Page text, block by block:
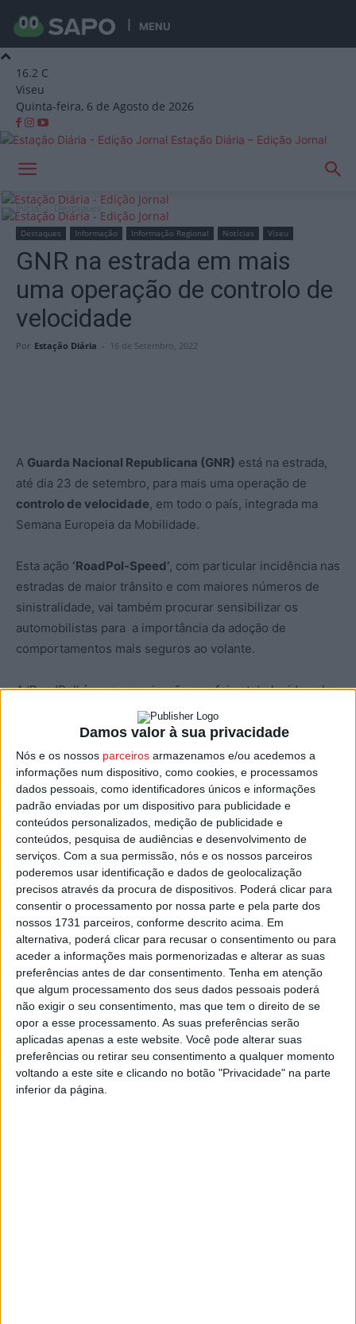
Damos valor à sua privacidade
Nós e os nossos parceiros armazenamos e/ou acedemos a
informações num dispositivo, como cookies, e processamos
dados pessoais, como identificadores únicos e informações
padrão enviadas por um dispositivo para publicidade e
conteúdos personalizados, medição de publicidade e
conteúdos, pesquisa de audiências e desenvolvimento de
serviços. Com a sua permissão, nós e os nossos parceiros
poderemos usar identificação e dados de geolocalização
precisos através da procura de dispositivos. Poderá clicar para
consentir o processamento por nossa parte e pela parte dos
nossos 1731 parceiros, conforme descrito acima. Em
alternativa, poderá clicar para recusar o consentimento ou para
aceder a informações mais pormenorizadas e alterar as suas
preferências antes de dar consentimento. Tenha em atenção
que algum processamento dos seus dados pessoais poderá
não exigir o seu consentimento, mas que tem o direito de se
opor a esse processamento. As suas preferências serão
aplicadas apenas a este website. Você pode alterar suas
preferências ou retirar seu consentimento a qualquer momento
voltando a este site e clicando no botão "Privacidade" na parte
inferior da página.
MENU
16.2 C
Viseu
Quinta-feira, 6 de Agosto de 2026
Estação Diária – Edição Jornal
Início Destaques
Destaques Informação Informação Regional Notícias Viseu
GNR na estrada em mais
uma operação de controlo de
velocidade
Por Estação Diária - 16 de Setembro, 2022
A Guarda Nacional Republicana (GNR) está na estrada,
até dia 23 de setembro, para mais uma operação de
controlo de velocidade, em todo o país, integrada ma
Semana Europeia da Mobilidade.
Esta ação ‘RoadPol-Speed’, com particular incidência nas
estradas de maior trânsito e com maiores números de
sinistralidade, vai também procurar sensibilizar os
automobilistas para a importância da adoção de
comportamentos mais seguros ao volante.
A ‘RoadPol’ é uma organização que foi estabelecida pelas
polícias de trânsito da Europa, com a finalidade de
melhorar a segurança rodoviária e a aplicação da lei nas
estradas.
Estas operações, de âmbito europeu, procuram criar
condições para uma circulação mais segura nas estradas,
diminuindo o número de acidentes.
Só no ano passado, a GNR registou um total de 69 220
acidentes.
Nos primeiros oito meses do ano de 2022, a GNR
registou 50 462 acidentes.
Esta e outras notícias para ouvir na Estação Diária – 96.8
FM ou emwww.968.fm
Pub